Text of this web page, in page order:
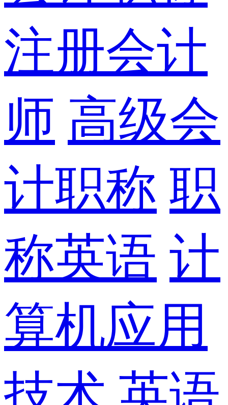
注册会计
师 高级会
计职称 职
称英语 计
算机应用